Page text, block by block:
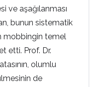
ve aşağılanması
bunun sistematik
mobbingin temel
etti. Prof. Dr.
olumlu
de